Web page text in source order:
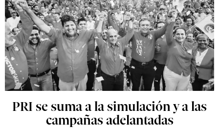
PRI se suma a la simulación y a las
campañas adelantadas